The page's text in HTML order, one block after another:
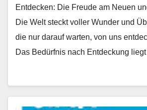
Entdecken: Die Freude am Neuen
Die Welt steckt voller Wunder und
die nur darauf warten, von uns
Das Bedürfnis nach Entdeckung